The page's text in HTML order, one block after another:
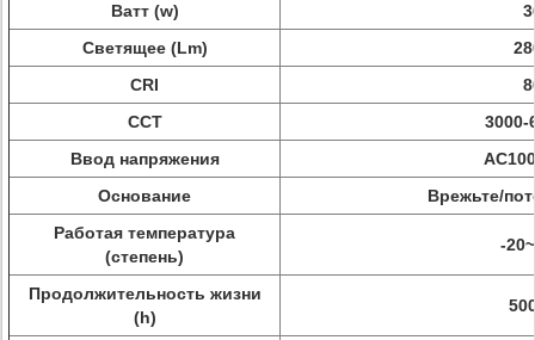
Ватт (w)
Светящее (Lm)
CRI
CCT
3000-
Ввод напряжения
Основание
Врежьте/
Работая температура
(степень)
-
Продолжительность жизни
(h)